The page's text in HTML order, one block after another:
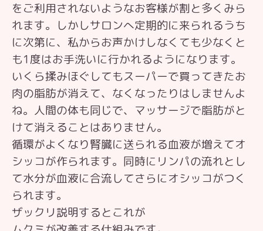
をご利用されないようなお客様が割と多くみら
れます。しかしサロンへ定期的に来られるうち
に次第に、私からお声かけしなくても少なくと
も1度はお手洗いに行かれるようになります。
いくら揉みほぐしてもスーパーで買ってきたお
肉の脂肪が消えて、なくなったりはしませんよ
ね。人間の体も同じで、マッサージで脂肪がと
けて消えることはありません。
循環がよくなり腎臓に送られる血液が増えてオ
シッコが作られます。同時にリンパの流れとし
て水分が血液に合流してさらにオシッコがつく
られます。
ザックリ説明するとこれが